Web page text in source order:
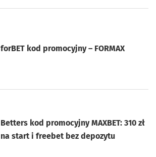
forBET kod promocyjny – FORMAX
Betters kod promocyjny MAXBET: 310 zł
na start i freebet bez depozytu